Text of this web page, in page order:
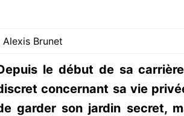
Alexis Brunet
le début de sa
concernant sa vie
garder son jardin secret,